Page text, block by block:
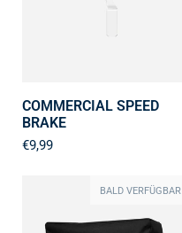
COMMERCIAL SPEED
BRAKE
€9,99
BALD VERFÜGBAR